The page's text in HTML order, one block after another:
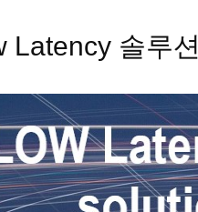
Latency 솔루션